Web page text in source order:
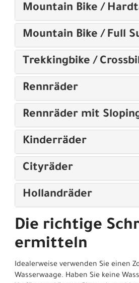
Mountain Bike /
Mountain Bike / Full
Trekkingbike /
Rennräder
Rennräder mit
Kinderräder
Cityräder
Hollandräder
Die richtige
ermitteln
Idealerweise verwenden Sie einen
Wasserwaage. Haben Sie keine